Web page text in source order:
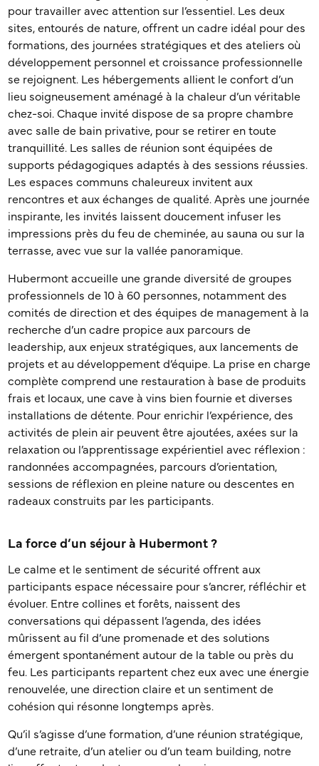
pour travailler avec attention sur l’essentiel. Les deux
sites, entourés de nature, offrent un cadre idéal pour des
formations, des journées stratégiques et des ateliers où
développement personnel et croissance professionnelle
se rejoignent. Les hébergements allient le confort d’un
lieu soigneusement aménagé à la chaleur d’un véritable
chez-soi. Chaque invité dispose de sa propre chambre
avec salle de bain privative, pour se retirer en toute
tranquillité. Les salles de réunion sont équipées de
supports pédagogiques adaptés à des sessions réussies.
Les espaces communs chaleureux invitent aux
rencontres et aux échanges de qualité. Après une journée
inspirante, les invités laissent doucement infuser les
impressions près du feu de cheminée, au sauna ou sur la
terrasse, avec vue sur la vallée panoramique.
Hubermont accueille une grande diversité de groupes
professionnels de 10 à 60 personnes, notamment des
comités de direction et des équipes de management à la
recherche d’un cadre propice aux parcours de
leadership, aux enjeux stratégiques, aux lancements de
projets et au développement d’équipe. La prise en charge
complète comprend une restauration à base de produits
frais et locaux, une cave à vins bien fournie et diverses
installations de détente. Pour enrichir l’expérience, des
activités de plein air peuvent être ajoutées, axées sur la
relaxation ou l’apprentissage expérientiel avec réflexion :
randonnées accompagnées, parcours d’orientation,
sessions de réflexion en pleine nature ou descentes en
radeaux construits par les participants.
La force d’un séjour à Hubermont ?
Le calme et le sentiment de sécurité offrent aux
participants espace nécessaire pour s’ancrer, réfléchir et
évoluer. Entre collines et forêts, naissent des
conversations qui dépassent l’agenda, des idées
mûrissent au fil d’une promenade et des solutions
émergent spontanément autour de la table ou près du
feu. Les participants repartent chez eux avec une énergie
renouvelée, une direction claire et un sentiment de
cohésion qui résonne longtemps après.
Qu’il s’agisse d’une formation, d’une réunion stratégique,
d’une retraite, d’un atelier ou d’un team building, notre